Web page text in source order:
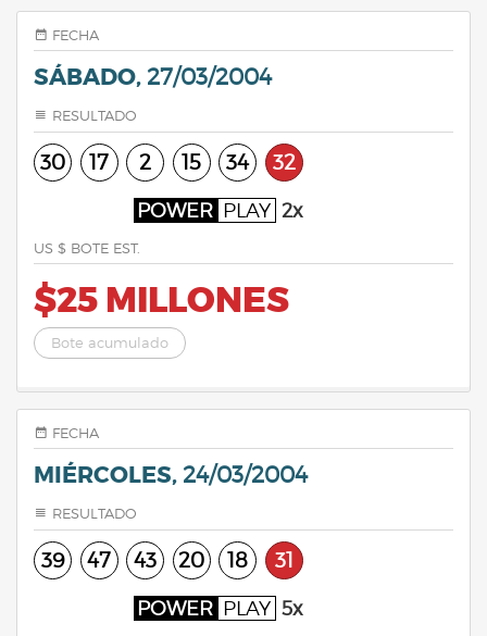
FECHA
SÁBADO, 27/03/2004
RESULTADO
30 17 2 15 34 32
POWER PLAY 2x
US $ BOTE EST.
$25 MILLONES
Bote acumulado
FECHA
MIÉRCOLES, 24/03/2004
RESULTADO
39 47 43 20 18 31
POWER PLAY 5x